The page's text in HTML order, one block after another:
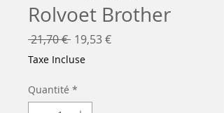
Rolvoet Brother
21,70 € Prix
original
19,53 €Prix
Taxe Incluse
Quantité *